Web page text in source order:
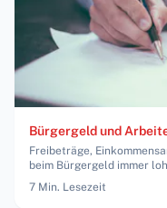
Bürgergeld und
Freibeträge,
beim Bürgergeld immer
7 Min. Lesezeit